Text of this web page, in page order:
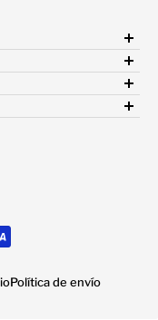
enterarte de lo
Política de envío